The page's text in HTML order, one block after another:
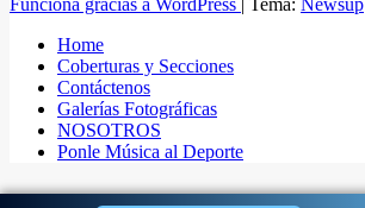
Funciona gracias a WordPress | Tema: Newsup
Home
Coberturas y Secciones
Contáctenos
Galerías Fotográficas
NOSOTROS
Ponle Música al Deporte